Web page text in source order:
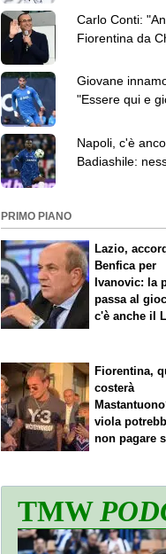
Carlo Conti:
Fiorentina da
Giovane
"Essere qui e
Napoli, c'è
Badiashile:
PRIMO PIANO
Lazio,
Benfica per
Ivanovic: la
passa al
c'è anche il
Fiorentina,
costerà
viola
non pagare
TMW